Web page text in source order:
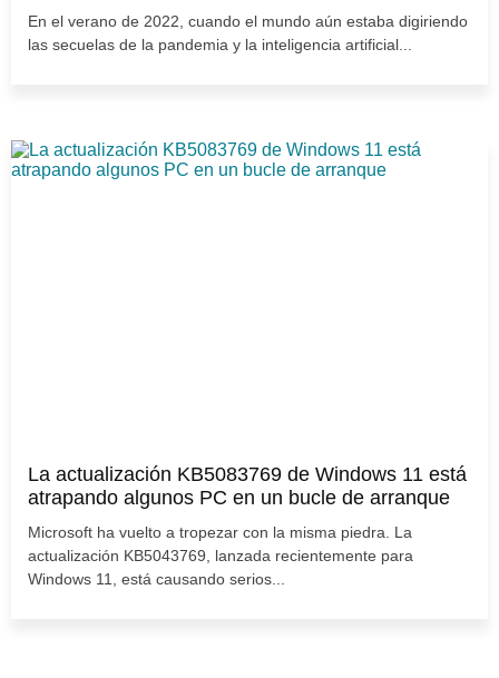
En el verano de 2022, cuando el mundo aún estaba digiriendo
las secuelas de la pandemia y la inteligencia artificial...
La actualización KB5083769 de Windows 11 está
atrapando algunos PC en un bucle de arranque
Microsoft ha vuelto a tropezar con la misma piedra. La
actualización KB5043769, lanzada recientemente para
Windows 11, está causando serios...